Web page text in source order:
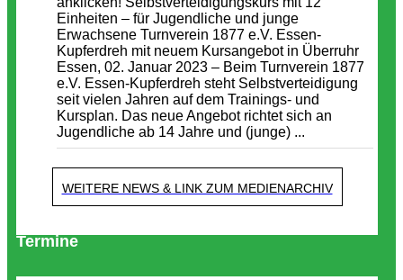
Einheiten – für Jugendliche und junge
Erwachsene Turnverein 1877 e.V. Essen-
Kupferdreh mit neuem Kursangebot in Überruhr
Essen, 02. Januar 2023 – Beim Turnverein 1877
e.V. Essen-Kupferdreh steht Selbstverteidigung
seit vielen Jahren auf dem Trainings- und
Kursplan. Das neue Angebot richtet sich an
Jugendliche ab 14 Jahre und (junge) ...
WEITERE NEWS & LINK ZUM MEDIENARCHIV
Termine